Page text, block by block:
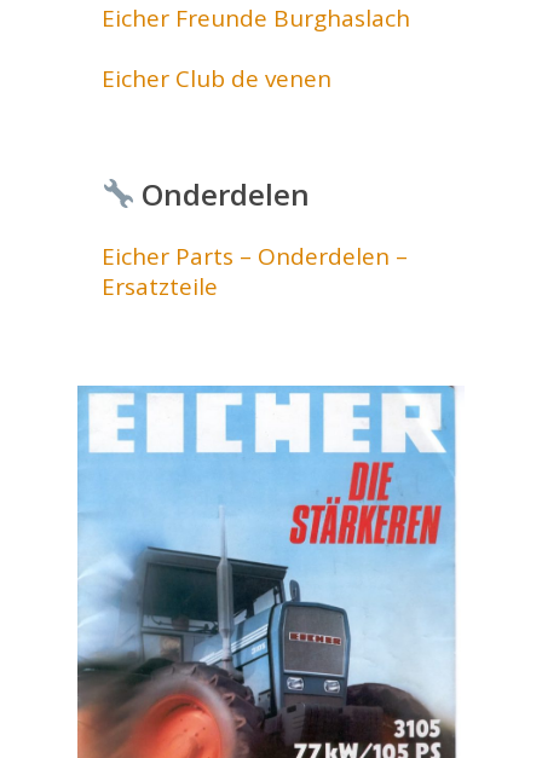
Eicher Freunde Burghaslach
Eicher Club de venen
Onderdelen
Eicher Parts – Onderdelen –
Ersatzteile